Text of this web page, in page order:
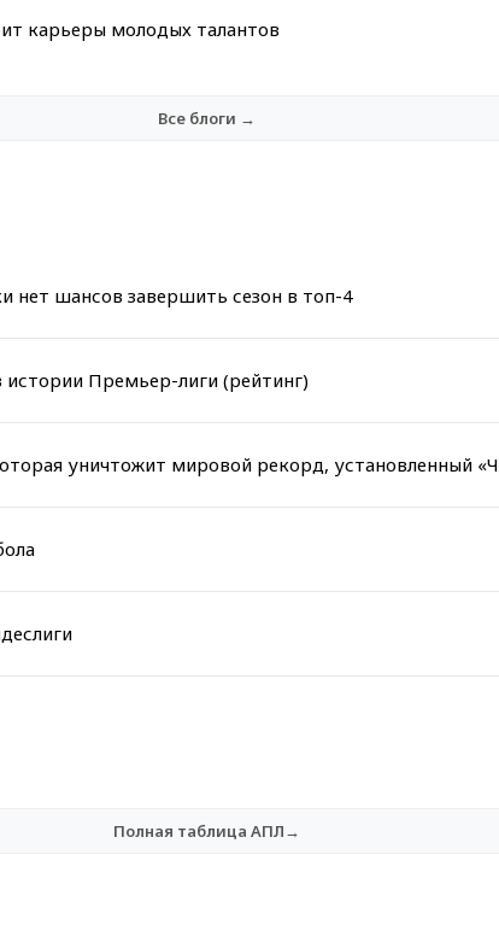
карьеры молодых талантов
Все блоги →
нет шансов завершить сезон в топ-4
Премьер-лиги (рейтинг)
уничтожит мировой рекорд, установленный
Полная таблица АПЛ→